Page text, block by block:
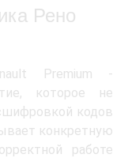
Рено
Premium -
которое не
кодов
конкретную
работе